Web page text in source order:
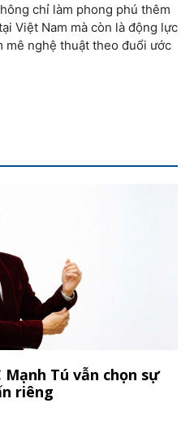
chỉ làm phong phú thêm
Việt Nam mà còn là động lực
mê nghệ thuật theo đuổi ước
Mạnh Tú vẫn chọn sự
riêng